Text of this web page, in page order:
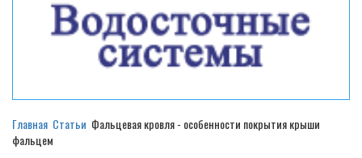
Главная Статьи Фальцевая кровля - особенности покрытия крыши
фальцем